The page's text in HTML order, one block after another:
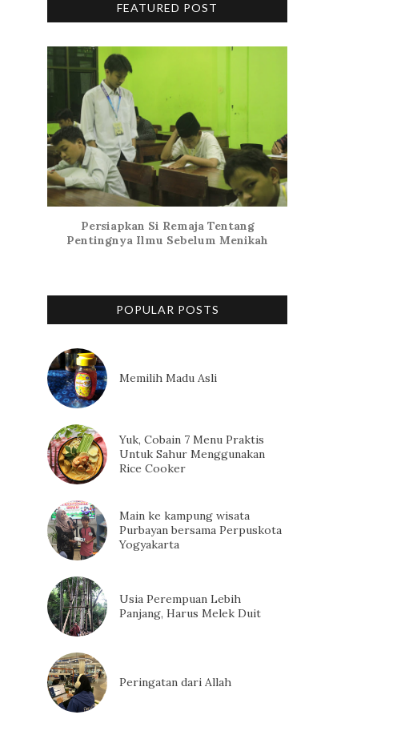
FEATURED POST
Persiapkan Si Remaja Tentang
Pentingnya Ilmu Sebelum Menikah
POPULAR POSTS
Memilih Madu Asli
Yuk, Cobain 7 Menu Praktis
Untuk Sahur Menggunakan
Rice Cooker
Main ke kampung wisata
Purbayan bersama Perpuskota
Yogyakarta
Usia Perempuan Lebih
Panjang, Harus Melek Duit
Peringatan dari Allah